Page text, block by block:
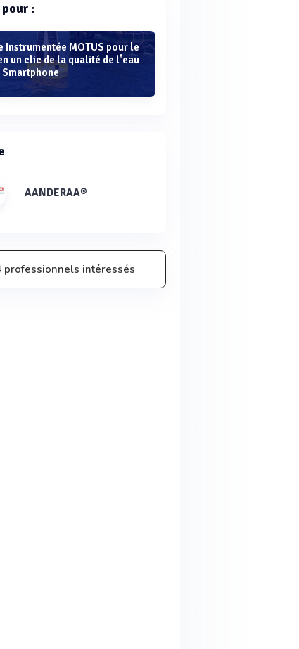
:
Instrumentée MOTUS pour le
un clic de la qualité de l'eau
Smartphone
AANDERAA®
professionnels intéressés